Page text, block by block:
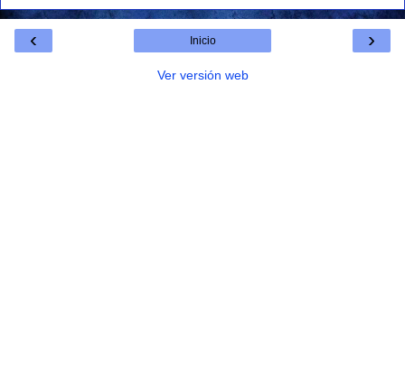
‹ ›
Inicio
Ver versión web